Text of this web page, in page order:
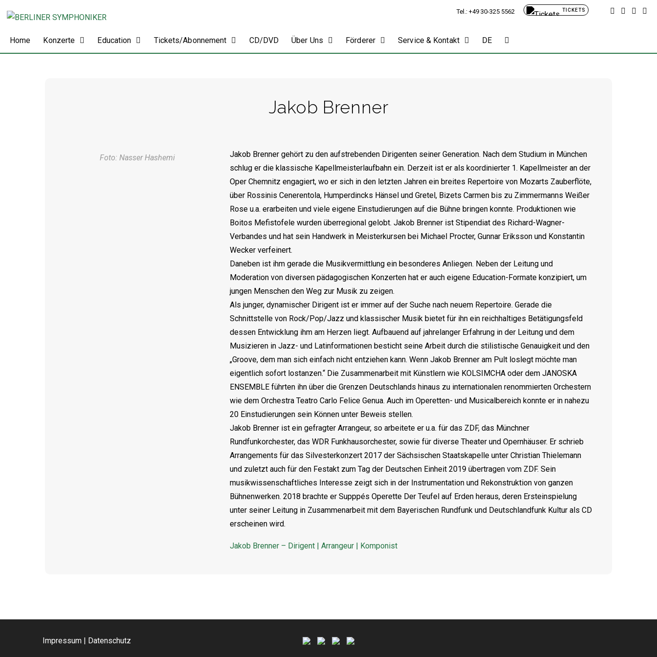
Tel.: +49 30-325 5562 TICKETS
Home Konzerte Education Tickets/Abonnement CD/DVD Über Uns Förderer Service & Kontakt DE
Jakob Brenner
Foto: Nasser Hashemi
Jakob Brenner gehört zu den aufstrebenden Dirigenten seiner Generation. Nach dem Studium in München
schlug er die klassische Kapellmeisterlaufbahn ein. Derzeit ist er als koordinierter 1. Kapellmeister an der
Oper Chemnitz engagiert, wo er sich in den letzten Jahren ein breites Repertoire von Mozarts Zauberflöte,
über Rossinis Cenerentola, Humperdincks Hänsel und Gretel, Bizets Carmen bis zu Zimmermanns Weißer
Rose u.a. erarbeiten und viele eigene Einstudierungen auf die Bühne bringen konnte. Produktionen wie
Boitos Mefistofele wurden überregional gelobt. Jakob Brenner ist Stipendiat des Richard-Wagner-
Verbandes und hat sein Handwerk in Meisterkursen bei Michael Procter, Gunnar Eriksson und Konstantin
Wecker verfeinert.
Daneben ist ihm gerade die Musikvermittlung ein besonderes Anliegen. Neben der Leitung und
Moderation von diversen pädagogischen Konzerten hat er auch eigene Education-Formate konzipiert, um
jungen Menschen den Weg zur Musik zu zeigen.
Als junger, dynamischer Dirigent ist er immer auf der Suche nach neuem Repertoire. Gerade die
Schnittstelle von Rock/Pop/Jazz und klassischer Musik bietet für ihn ein reichhaltiges Betätigungsfeld
dessen Entwicklung ihm am Herzen liegt. Aufbauend auf jahrelanger Erfahrung in der Leitung und dem
Musizieren in Jazz- und Latinformationen besticht seine Arbeit durch die stilistische Genauigkeit und den
„Groove, dem man sich einfach nicht entziehen kann. Wenn Jakob Brenner am Pult loslegt möchte man
eigentlich sofort lostanzen.“ Die Zusammenarbeit mit Künstlern wie KOLSIMCHA oder dem JANOSKA
ENSEMBLE führten ihn über die Grenzen Deutschlands hinaus zu internationalen renommierten Orchestern
wie dem Orchestra Teatro Carlo Felice Genua. Auch im Operetten- und Musicalbereich konnte er in nahezu
20 Einstudierungen sein Können unter Beweis stellen.
Jakob Brenner ist ein gefragter Arrangeur, so arbeitete er u.a. für das ZDF, das Münchner
Rundfunkorchester, das WDR Funkhausorchester, sowie für diverse Theater und Opernhäuser. Er schrieb
Arrangements für das Silvesterkonzert 2017 der Sächsischen Staatskapelle unter Christian Thielemann
und zuletzt auch für den Festakt zum Tag der Deutschen Einheit 2019 übertragen vom ZDF. Sein
musikwissenschaftliches Interesse zeigt sich in der Instrumentation und Rekonstruktion von ganzen
Bühnenwerken. 2018 brachte er Supppés Operette Der Teufel auf Erden heraus, deren Ersteinspielung
unter seiner Leitung in Zusammenarbeit mit dem Bayerischen Rundfunk und Deutschlandfunk Kultur als CD
erscheinen wird.
Jakob Brenner – Dirigent | Arrangeur | Komponist
Impressum | Datenschutz